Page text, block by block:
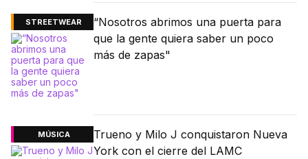
STREETWEAR
“Nosotros abrimos una puerta para
que la gente quiera saber un poco
más de zapas"
MÚSICA
Trueno y Milo J conquistaron Nueva
York con el cierre del LAMC